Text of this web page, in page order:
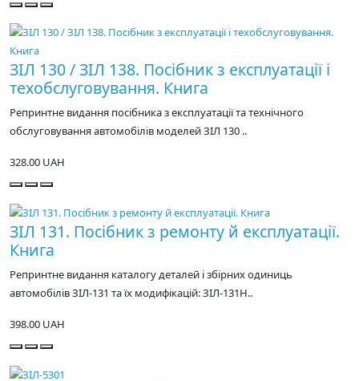
ЗІЛ 130 / ЗІЛ 138. Посібник з експлуатації і
техобслуговування. Книга
Репринтне видання посібника з експлуатації та технічного
обслуговування автомобілів моделей ЗІЛ 130 ..
328.00 UAH
ЗІЛ 131. Посібник з ремонту й експлуатації.
Книга
Репринтне видання каталогу деталей і збірних одиниць
автомобілів ЗІЛ-131 та їх модифікацій: ЗІЛ-131Н..
398.00 UAH